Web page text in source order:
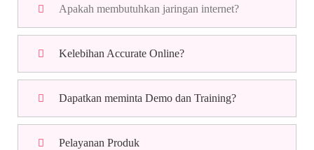
Apakah membutuhkan jaringan internet?
Kelebihan Accurate Online?
Dapatkan meminta Demo dan Training?
Pelayanan Produk